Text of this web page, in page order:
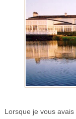
Lorsque je vous